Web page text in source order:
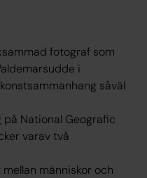
fotograf som
i
såväl
National Geografic
varav två
människor och